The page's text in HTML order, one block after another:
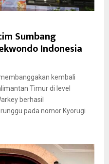
Sumbang
Indonesia
kembali
Timur di level
berhasil
pada nomor Kyorugi